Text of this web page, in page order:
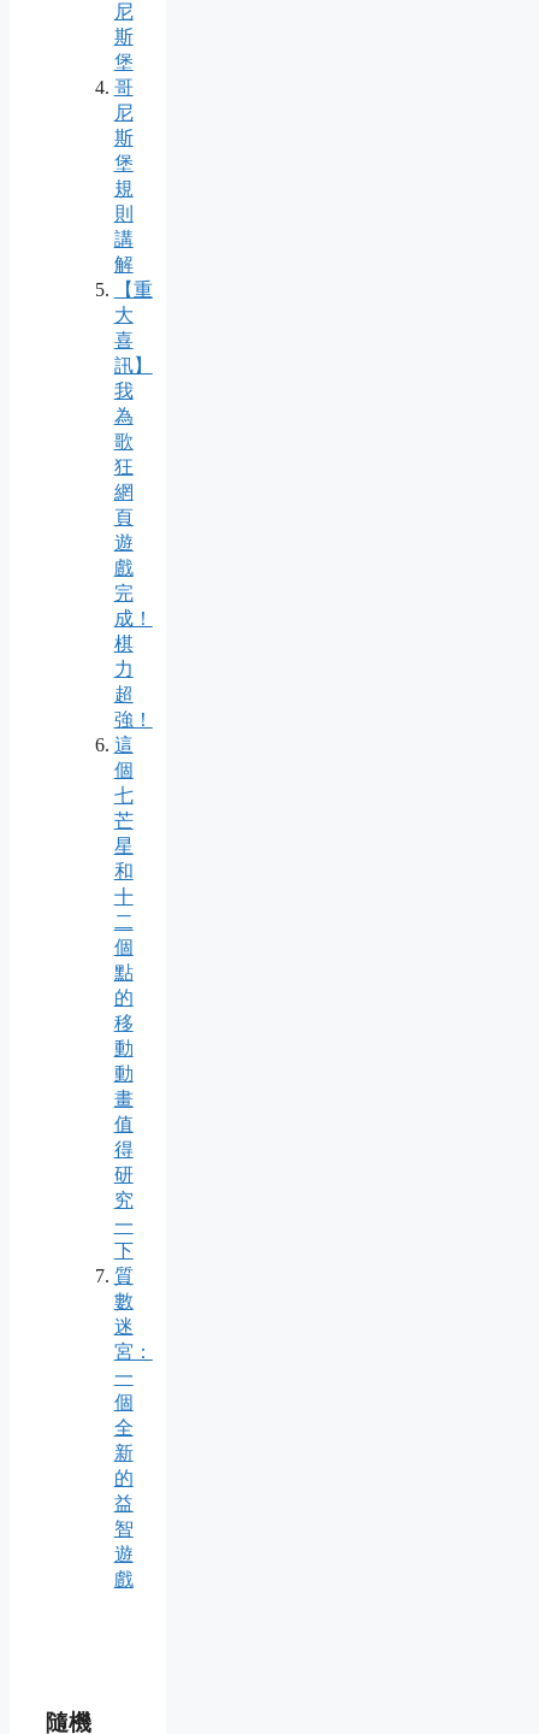
尼
斯
堡
哥
尼
斯
堡
規
則
講
解
【重
大
喜
訊】
我
為
歌
狂
網
頁
遊
戲
完
成！
棋
力
超
強！
這
個
七
芒
星
和
十
二
個
點
的
移
動
動
畫
值
得
研
究
一
下
質
數
迷
宮：
一
個
全
新
的
益
智
遊
戲
隨機